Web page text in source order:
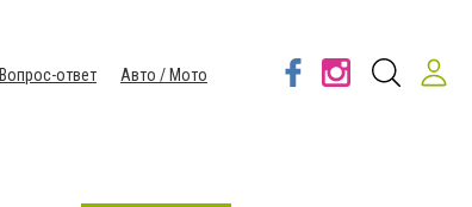
Вопрос-ответ
Авто / Мото